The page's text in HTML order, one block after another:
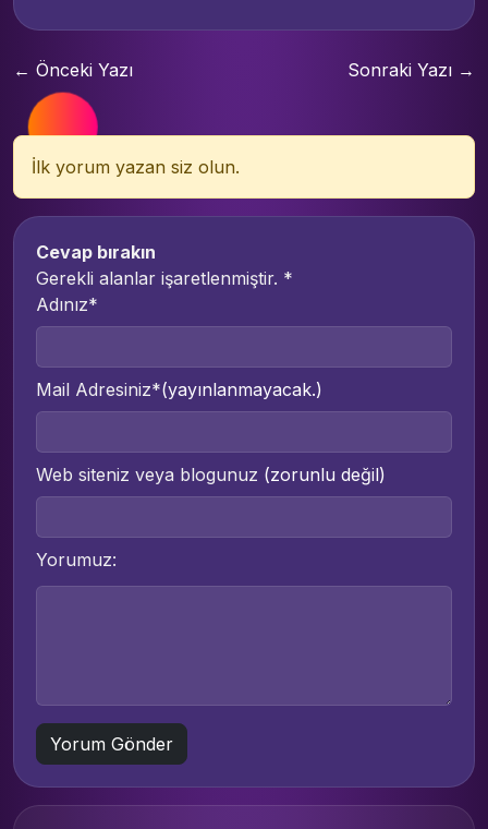
← Önceki Yazı Sonraki Yazı →
İlk yorum yazan siz olun.
Cevap bırakın
Gerekli alanlar işaretlenmiştir. *
Adınız*
Mail Adresiniz*(yayınlanmayacak.)
Web siteniz veya blogunuz (zorunlu değil)
Yorumuz: